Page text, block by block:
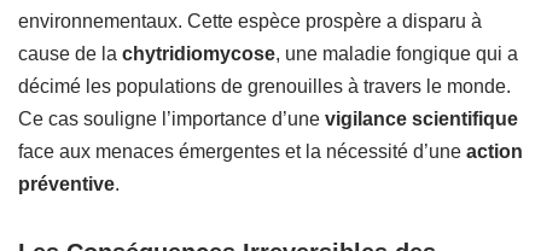
environnementaux. Cette espèce prospère a disparu à
cause de la chytridiomycose, une maladie fongique qui a
décimé les populations de grenouilles à travers le monde.
Ce cas souligne l’importance d’une vigilance scientifique
face aux menaces émergentes et la nécessité d’une action
préventive.